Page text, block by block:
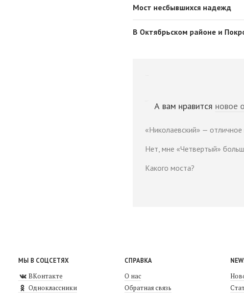
Мост несбывшихся надежд
В Октябрьском районе и
А вам нравится новое
«Николаевский» — отличное
Нет, мне «Четвертый»
Какого моста?
МЫ В СОЦСЕТЯХ
ВКонтакте
Одноклассники
СПРАВКА
О нас
Обратная связь